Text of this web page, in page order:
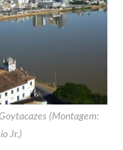
(Montagem:
Jr.)